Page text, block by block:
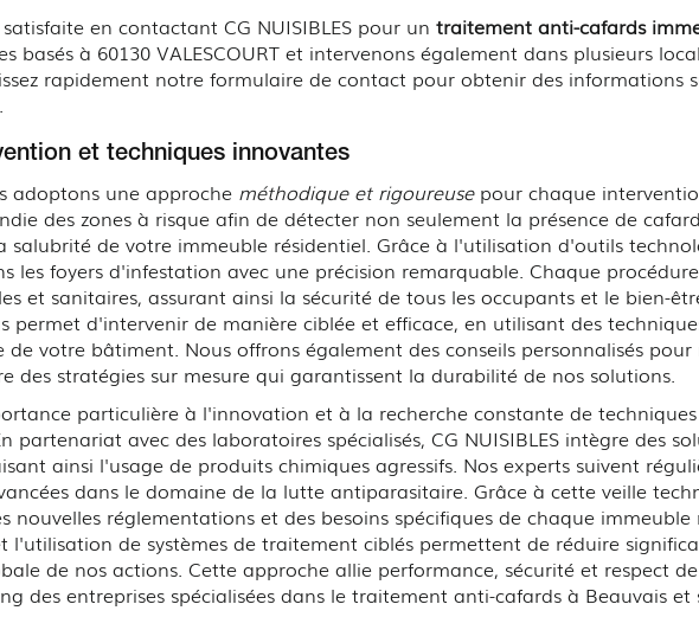
en contactant CG NUISIBLES pour untraitement anti-cafards
basés à 60130 VALESCOURT et intervenons également dans plusieurs
rapidement notre formulaire de contact pour obtenir des informations
et techniques innovantes
adoptons une approche méthodique et rigoureusepour chaque
des zones à risque afin de détecter non seulement la présence de
salubrité de votre immeuble résidentiel. Grâce à l'utilisation d'outils
les foyers d'infestation avec une précision remarquable. Chaque
et sanitaires, assurant ainsi la sécurité de tous les occupants et le bien-
permet d'intervenir de manière ciblée et efficace, en utilisant des
votre bâtiment. Nous offrons également des conseils personnalisés
des stratégies sur mesure qui garantissent la durabilité de nos solutions.
particulière à l'innovation et à la recherche constante de
partenariat avec des laboratoires spécialisés, CG NUISIBLES intègre des
ainsi l'usage de produits chimiques agressifs. Nos experts suivent
dans le domaine de la lutte antiparasitaire. Grâce à cette veille
nouvelles réglementations et des besoins spécifiques de chaque
l'utilisation de systèmes de traitement ciblés permettent de réduire
de nos actions. Cette approche allie performance, sécurité et respect
des entreprises spécialisées dans le traitement anti-cafards à Beauvais et